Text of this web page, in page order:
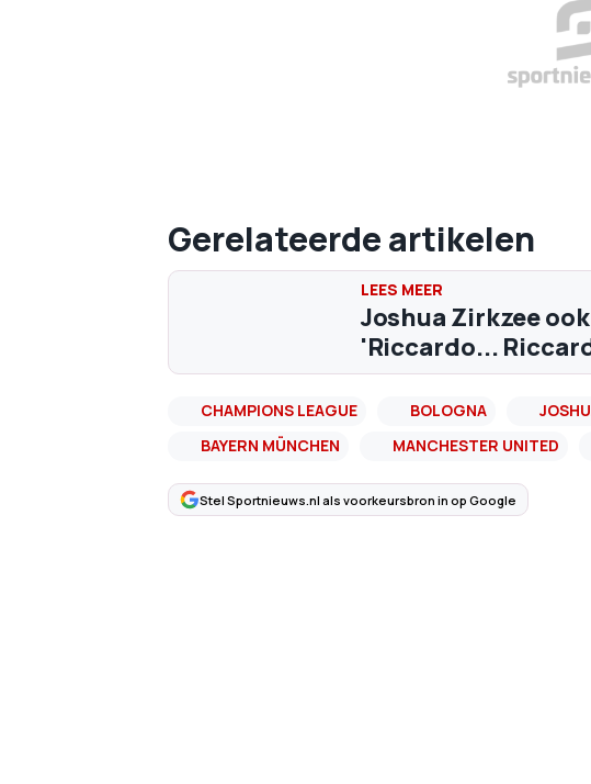
Gerelateerde artikelen
Joshua Zirkzee
'Riccardo...
CHAMPIONS LEAGUE BOLOGNA
BAYERN MÜNCHEN
MANCHESTER UNITED
Stel Sportnieuws.nl als voorkeursbron in op Google